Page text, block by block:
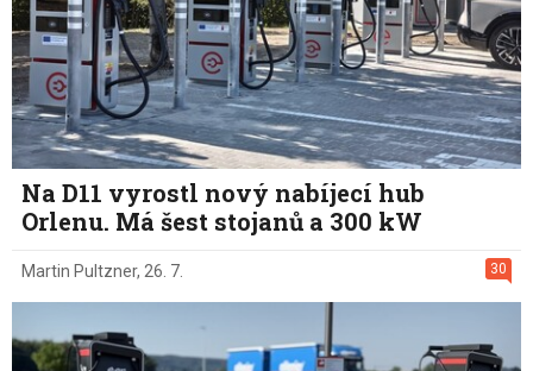
Na D11 vyrostl nový nabíjecí hub
Orlenu. Má šest stojanů a 300 kW
30
Martin Pultzner, 26. 7.